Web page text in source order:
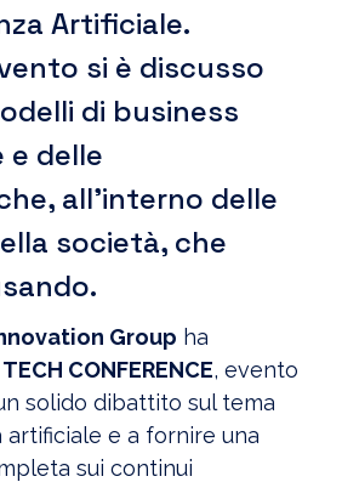
Artificiale.
si è discusso
di business
e delle
all’interno delle
società, che
Group ha
CONFERENCE, evento
solido dibattito sul tema
artificiale e a fornire una
sui continui